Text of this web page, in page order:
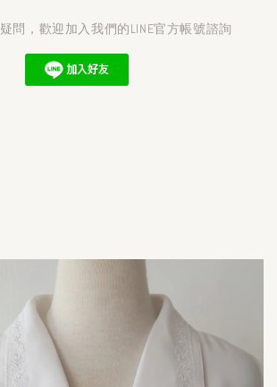
問，歡迎加入我們的LINE官方帳號諮詢